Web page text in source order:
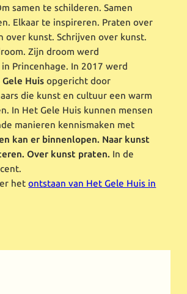
samen te schilderen. Samen
Elkaar te inspireren. Praten over
over kunst. Schrijven over kunst.
Zijn droom werd
Princenhage. In 2017 werd
Huis opgericht door
die kunst en cultuur een warm
In Het Gele Huis kunnen mensen
manieren kennismaken met
kan er binnenlopen. Naar kunst
Over kunst praten. In de
hetontstaan van Het Gele Huis in